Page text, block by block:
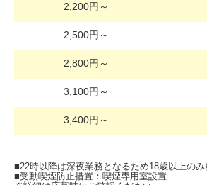
2,200円～
2,500円～
2,800円～
3,100円～
3,400円～